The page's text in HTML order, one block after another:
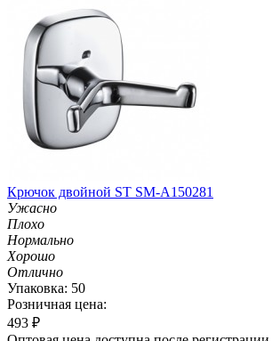
Крючок двойной ST SM-A150281
Ужасно
Плохо
Нормально
Хорошо
Отлично
Упаковка: 50
Розничная цена:
493 ₽